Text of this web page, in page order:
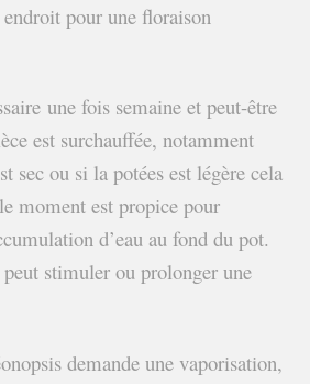
pour une floraison
une fois semaine et peut-être
est surchauffée, notamment
sec ou si la potées est légère cela
moment est propice pour
d’eau au fond du pot.
stimuler ou prolonger une
demande une vaporisation,